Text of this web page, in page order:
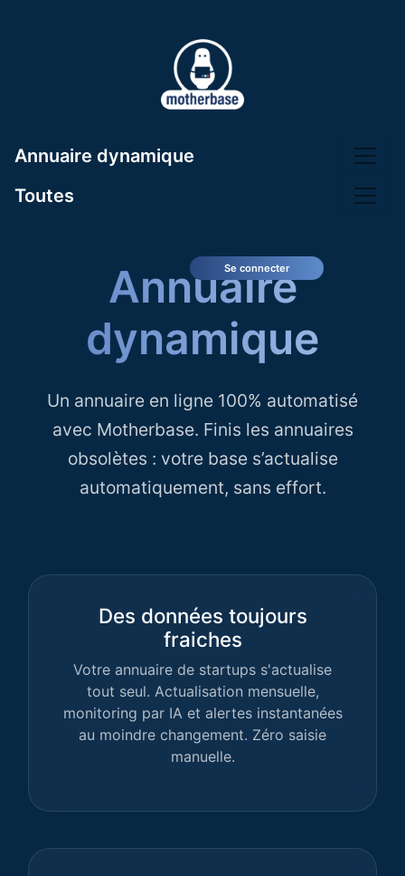
Annuaire dynamique
Toutes
Annuaire
dynamique
Un annuaire en ligne 100% automatisé
avec Motherbase. Finis les annuaires
obsolètes : votre base s’actualise
automatiquement, sans effort.
Des données toujours
fraiches
Votre annuaire de startups s'actualise
tout seul. Actualisation mensuelle,
monitoring par IA et alertes instantanées
au moindre changement. Zéro saisie
manuelle.
Se connecter